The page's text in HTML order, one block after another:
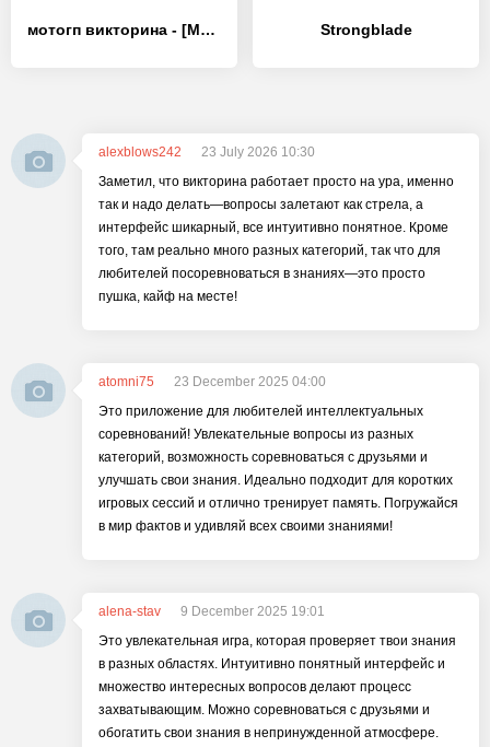
мотогп викторина - [MOD Бесконечные деньги] Strongblade
alexblows242
23 July 2026 10:30
Заметил, что викторина работает просто на ура, именно
так и надо делать—вопросы залетают как стрела, а
интерфейс шикарный, все интуитивно понятное. Кроме
того, там реально много разных категорий, так что для
любителей посоревноваться в знаниях—это просто
пушка, кайф на месте!
atomni75
23 December 2025 04:00
Это приложение для любителей интеллектуальных
соревнований! Увлекательные вопросы из разных
категорий, возможность соревноваться с друзьями и
улучшать свои знания. Идеально подходит для коротких
игровых сессий и отлично тренирует память. Погружайся
в мир фактов и удивляй всех своими знаниями!
alena-stav
9 December 2025 19:01
Это увлекательная игра, которая проверяет твои знания
в разных областях. Интуитивно понятный интерфейс и
множество интересных вопросов делают процесс
захватывающим. Можно соревноваться с друзьями и
обогатить свои знания в непринужденной атмосфере.